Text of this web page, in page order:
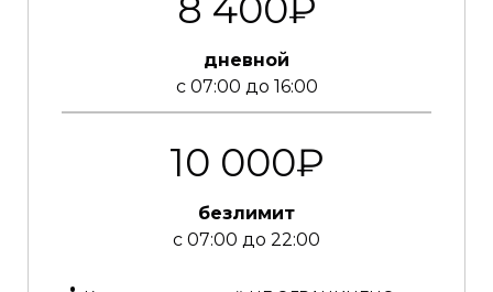
8 400₽
дневной
с 07:00 до 16:00
10 000₽
безлимит
с 07:00 до 22:00